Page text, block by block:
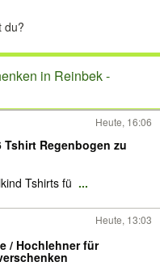
in Reinbek -
Heute, 16:06
Regenbogen zu
Tshirts fü ...
Heute, 13:03
/ Hochlehner für